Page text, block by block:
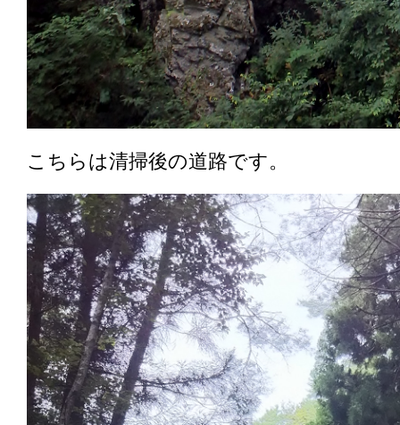
こちらは清掃後の道路です。